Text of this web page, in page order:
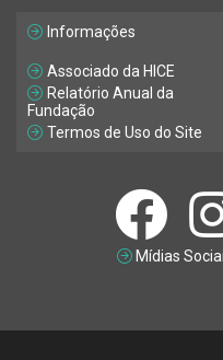
Informações
Associado da HICE
Relatório Anual da
Fundação
Termos de Uso do Site
Mídias